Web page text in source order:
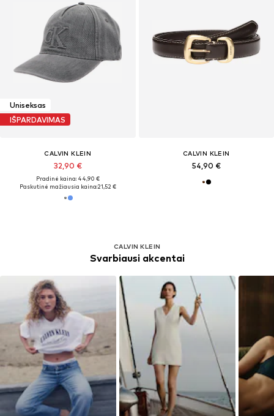
Uniseksas
IŠPARDAVIMAS
CALVIN KLEIN
32,90 €
Pradinė kaina: 44,90 €
Paskutinė mažiausia kaina:21,52 €
CALVIN KLEIN
54,90 €
CALVIN KLEIN
Svarbiausi akcentai